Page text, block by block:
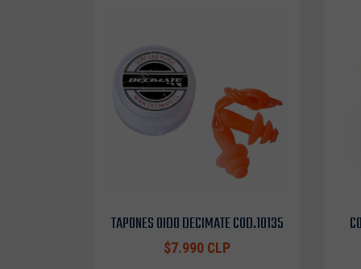
TAPONES OIDO DECIMATE COD.10135
$7.990 CLP